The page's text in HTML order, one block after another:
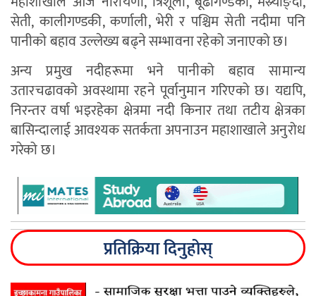
सेती, कालीगण्डकी, कर्णाली, भेरी र पश्चिम सेती नदीमा पनि
पानीको बहाव उल्लेख्य बढ्ने सम्भावना रहेको जनाएको छ।
अन्य प्रमुख नदीहरूमा भने पानीको बहाव सामान्य
उतारचढावको अवस्थामा रहने पूर्वानुमान गरिएको छ। यद्यपि,
निरन्तर वर्षा भइरहेका क्षेत्रमा नदी किनार तथा तटीय क्षेत्रका
बासिन्दालाई आवश्यक सतर्कता अपनाउन महाशाखाले अनुरोध
गरेको छ।
प्रतिक्रिया दिनुहोस्